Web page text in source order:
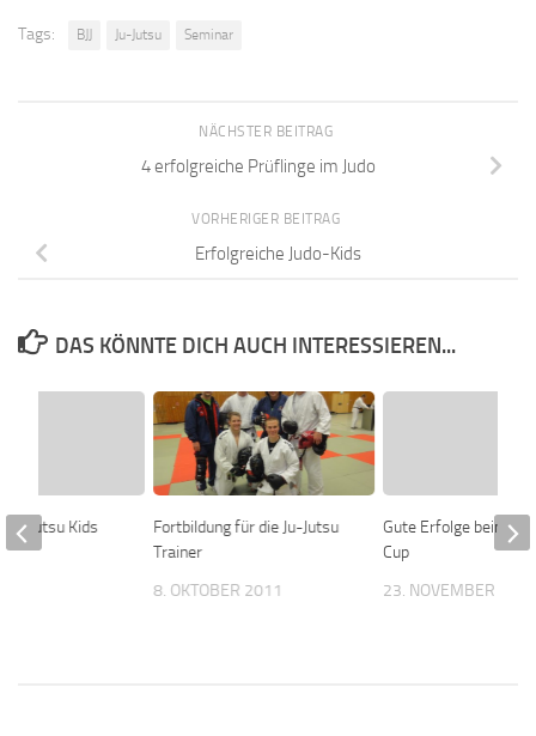
Tags: BJJ Ju-Jutsu Seminar
NÄCHSTER BEITRAG
4 erfolgreiche Prüflinge im Judo
VORHERIGER BEITRAG
Erfolgreiche Judo-Kids
DAS KÖNNTE DICH AUCH INTERESSIEREN...
Fortbildung für die Ju-Jutsu
Trainer
8. OKTOBER 2011
Gute Erfolge beim
Cup
23. NOVEMBER
Ju-Jutsu Kids